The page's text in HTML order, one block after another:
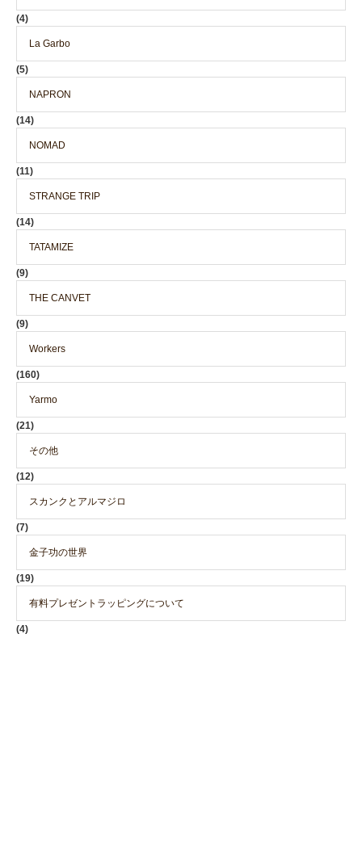
(4)
La Garbo
(5)
NAPRON
(14)
NOMAD
(11)
STRANGE TRIP
(14)
TATAMIZE
(9)
THE CANVET
(9)
Workers
(160)
Yarmo
(21)
その他
(12)
スカンクとアルマジロ
(7)
金子功の世界
(19)
有料プレゼントラッピングについて
(4)